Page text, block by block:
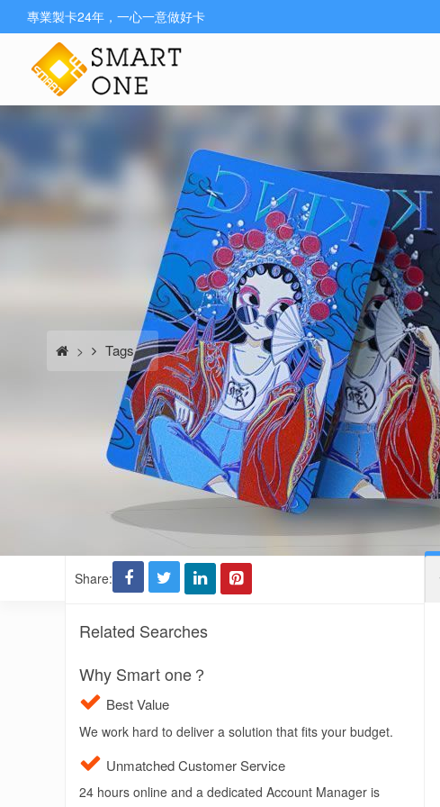
專業製卡24年，一心一意做好卡
> Tags >
Share:
Related Searches
Why Smart one？
Best Value
We work hard to deliver a solution that fits your budget.
Unmatched Customer Service
24 hours online and a dedicated Account Manager is